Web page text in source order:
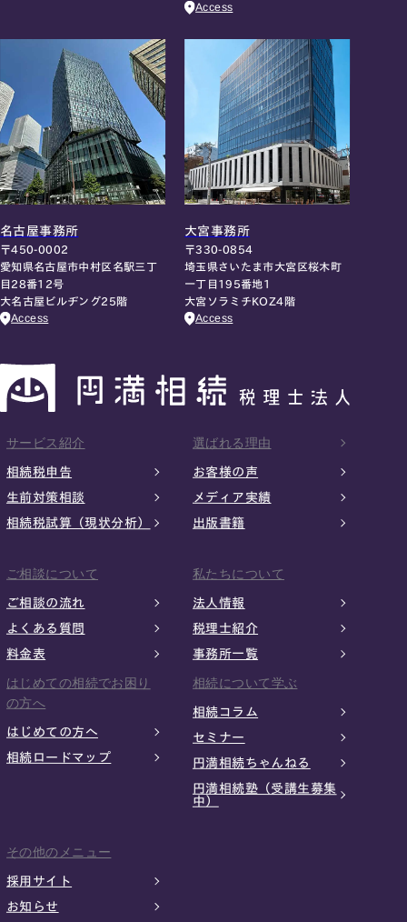
Access
名古屋事務所
〒450-0002
愛知県名古屋市中村区名駅三丁
目28番12号
大名古屋ビルヂング25階
Access
大宮事務所
〒330-0854
埼玉県さいたま市大宮区桜木町
一丁目195番地1
大宮ソラミチKOZ4階
Access
サービス紹介
相続税申告
生前対策相談
相続税試算（現状分析）
選ばれる理由
お客様の声
メディア実績
出版書籍
ご相談について
ご相談の流れ
よくある質問
料金表
私たちについて
法人情報
税理士紹介
事務所一覧
はじめての相続でお困り
の方へ
はじめての方へ
相続ロードマップ
相続について学ぶ
相続コラム
セミナー
円満相続ちゃんねる
円満相続塾（受講生募集
中）
その他のメニュー
採用サイト
お知らせ